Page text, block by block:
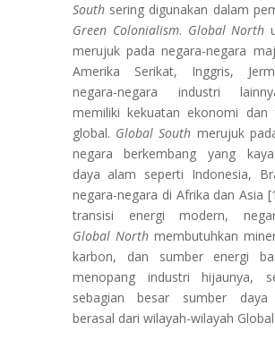
Southsering digunakan dalam
Green Colonialism. Global North
merujuk pada negara-negara
Amerika Serikat, Inggris,
negara-negara industri
memiliki kekuatan ekonomi dan
global. Global South merujuk
negara berkembang yang
daya alam seperti Indonesia,
negara-negara di Afrika dan Asia
transisi energi modern,
Global Northmembutuhkan
karbon, dan sumber energi
menopang industri hijaunya,
sebagian besar sumber daya
berasal dari wilayah-wilayah